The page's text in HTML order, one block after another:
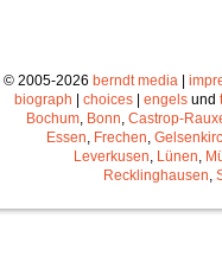
© 2005-2026 berndt media |
biograph | choices | engels und
Bochum Bonn Castrop-
Essen Frechen
Leverkusen Lünen
Recklinghausen